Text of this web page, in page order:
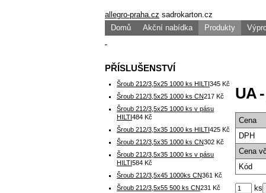
allegro-praha.cz sadrokarton.cz
Domů
Akční nabídka Produkty
UA
Cena
DPH
Cena
Kód
ks
PŘÍSLUŠENSTVÍ
Šroub 212/3,5x25 1000 ks HILTI345 Kč
Šroub 212/3,5x25 1000 ks CN217 Kč
Šroub 212/3,5x25 1000 ks v pásu
HILTI484 Kč
Šroub 212/3,5x35 1000 ks HILTI425 Kč
Šroub 212/3,5x35 1000 ks CN302 Kč
Šroub 212/3,5x35 1000 ks v pásu
HILTI584 Kč
Šroub 212/3,5x45 1000ks CN361 Kč
Šroub 212/3,5x55 500 ks CN231 Kč